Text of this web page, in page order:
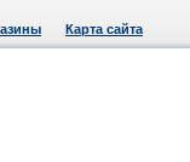
Карта сайта